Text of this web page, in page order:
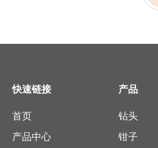
快速链接
首页
产品中心
产品
钻头
钳子